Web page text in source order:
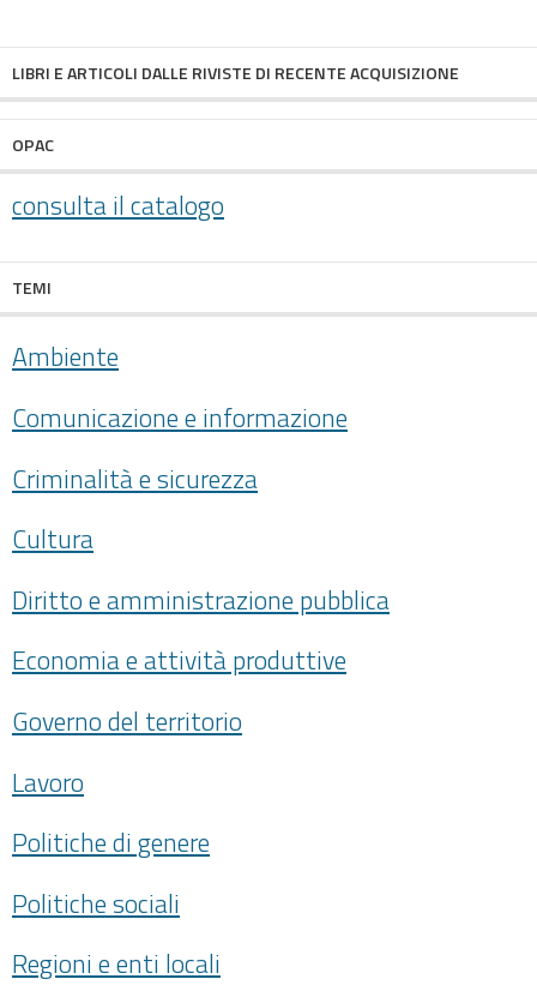
LIBRI E ARTICOLI DALLE RIVISTE DI RECENTE ACQUISIZIONE
OPAC
consulta il catalogo
TEMI
Ambiente
Comunicazione e informazione
Criminalità e sicurezza
Cultura
Diritto e amministrazione pubblica
Economia e attività produttive
Governo del territorio
Lavoro
Politiche di genere
Politiche sociali
Regioni e enti locali